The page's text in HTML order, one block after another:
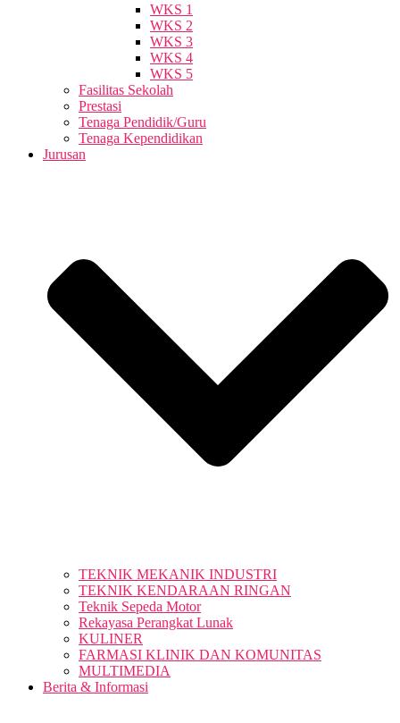
WKS 1
WKS 2
WKS 3
WKS 4
WKS 5
Fasilitas Sekolah
Prestasi
Tenaga Pendidik/Guru
Tenaga Kependidikan
Jurusan
TEKNIK MEKANIK INDUSTRI
TEKNIK KENDARAAN RINGAN
Teknik Sepeda Motor
Rekayasa Perangkat Lunak
KULINER
FARMASI KLINIK DAN KOMUNITAS
MULTIMEDIA
Berita & Informasi